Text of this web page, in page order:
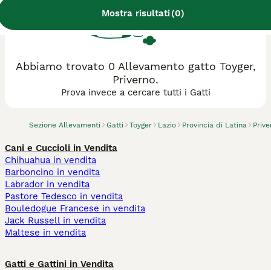
Mostra risultati(0)
Sezione Allevamenti Gatti Toyger Lazio Provincia di Latina
Abbiamo trovato 0 Allevamento gatto Toyger,
Priverno.
Prova invece a cercare tutti i Gatti
Cani e Cuccioli in Vendita
Chihuahua in vendita
Barboncino in vendita
Labrador in vendita
Pastore Tedesco in vendita
Bouledogue Francese in vendita
Jack Russell in vendita
Maltese in vendita
Gatti e Gattini in Vendita